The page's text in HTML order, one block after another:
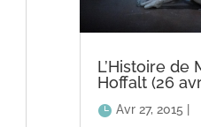
L’Histoire
Hoffalt (26
Avr 27, 2015